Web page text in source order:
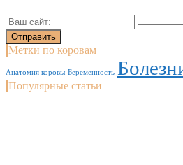
Метки по коровам
Анатомия коровы Беременность
Популярные статьи